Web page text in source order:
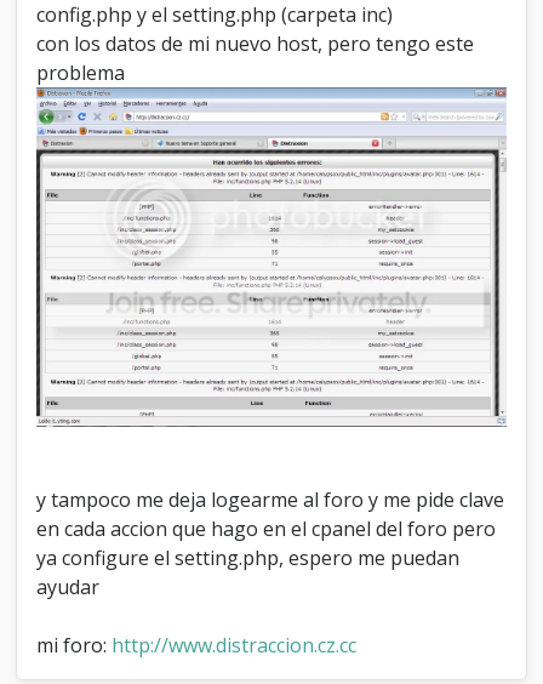
e
h
s
t
config.php y el setting.php (carpeta inc)
con los datos de mi nuevo host, pero tengo este
problema
y tampoco me deja logearme al foro y me pide clave
en cada accion que hago en el cpanel del foro pero
ya configure el setting.php, espero me puedan
ayudar
mi foro: http://www.distraccion.cz.cc